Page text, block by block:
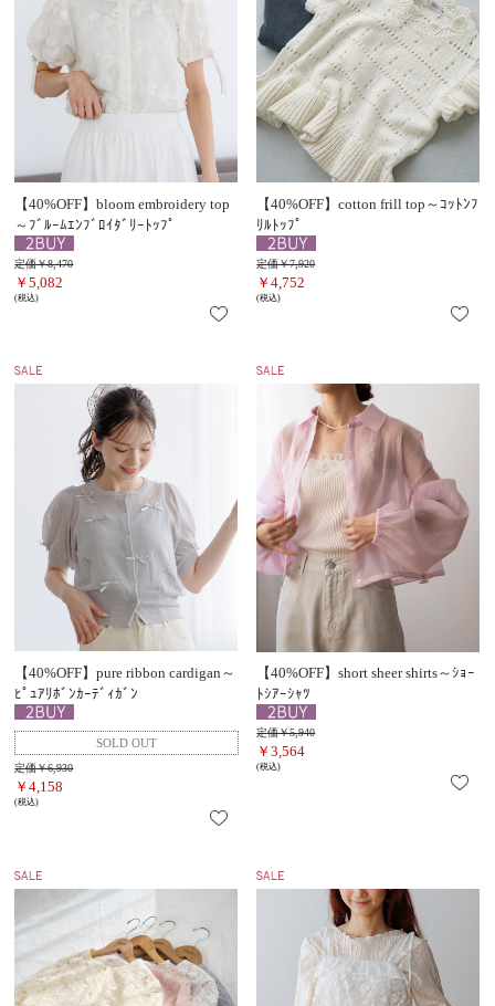
【40%OFF】bloom embroidery top
～ﾌﾞﾙｰﾑｴﾝﾌﾞﾛｲﾀﾞﾘｰﾄｯﾌﾟ
定価￥8,470
￥5,082
(税込)
【40%OFF】cotton frill top～ｺｯﾄﾝﾌ
ﾘﾙﾄｯﾌﾟ
定価￥7,920
￥4,752
(税込)
【40%OFF】pure ribbon cardigan～
ﾋﾟｭｱﾘﾎﾞﾝｶｰﾃﾞｨｶﾞﾝ
定価￥6,930
￥4,158
(税込)
【40%OFF】short sheer shirts～ｼｮｰ
ﾄｼｱｰｼｬﾂ
定価￥5,940
￥3,564
(税込)